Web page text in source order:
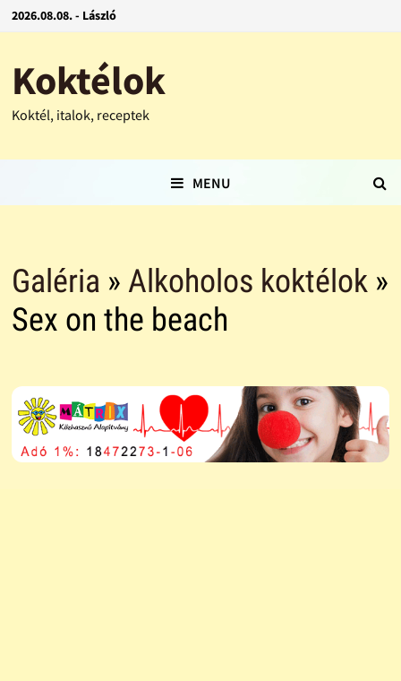
2026.08.08. - László
Koktélok
Koktél, italok, receptek
MENU
Galéria » Alkoholos koktélok»
Sex on the beach